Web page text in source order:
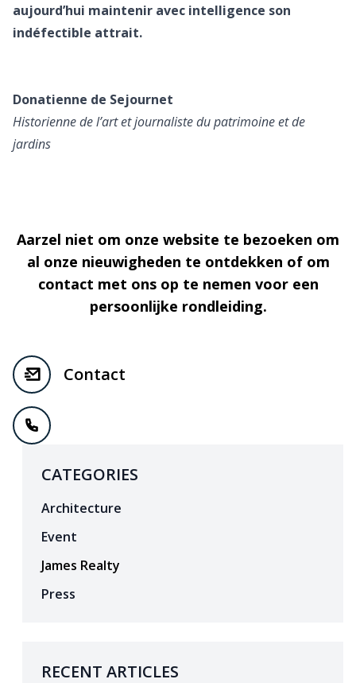
aujourd’hui maintenir avec intelligence son
indéfectible attrait.
Donatienne de Sejournet
Historienne de l’art et journaliste du patrimoine et de
jardins
Aarzel niet om onze website te bezoeken om
al onze nieuwigheden te ontdekken of om
contact met ons op te nemen voor een
persoonlijke rondleiding.
Contact
CATEGORIES
Architecture
Event
James Realty
Press
RECENT ARTICLES